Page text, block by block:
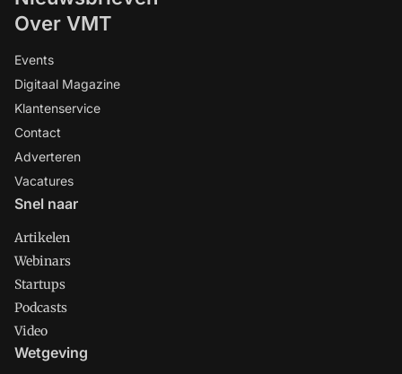
Over VMT
Events
Digitaal Magazine
Klantenservice
Contact
Adverteren
Vacatures
Snel naar
Artikelen
Webinars
Startups
Podcasts
Video
Wetgeving